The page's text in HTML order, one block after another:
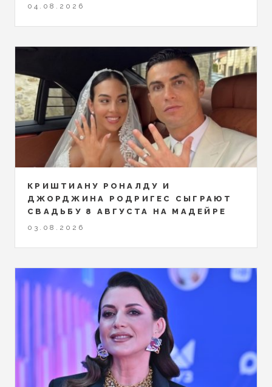
04.08.2026
КРИШТИАНУ РОНАЛДУ И
ДЖОРДЖИНА РОДРИГЕС СЫГРАЮТ
СВАДЬБУ 8 АВГУСТА НА МАДЕЙРЕ
03.08.2026